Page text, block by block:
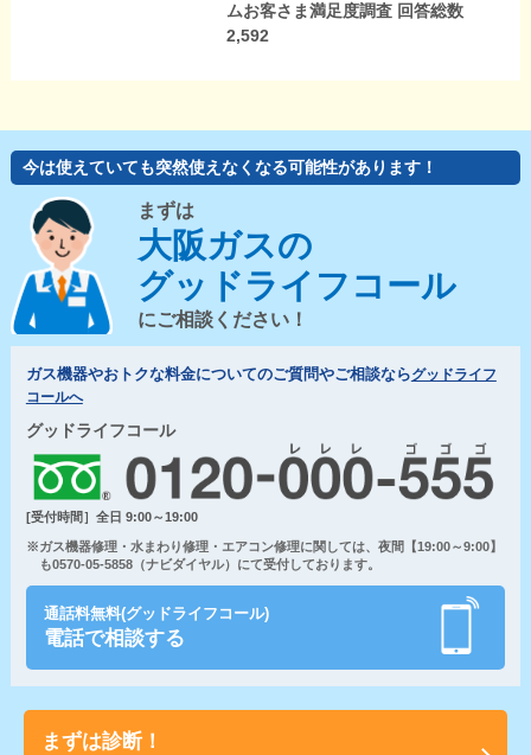
ムお客さま満足度調査 回答総数
2,592
今は使えていても突然使えなくなる可能性があります！
まずは
大阪ガスの
グッドライフコール
にご相談ください！
ガス機器やおトクな料金についてのご質問やご相談ならグッドライフ
コールへ
グッドライフコール
[受付時間］全日 9:00～19:00
※ガス機器修理・水まわり修理・エアコン修理に関しては、夜間【19:00～9:00】
も0570-05-5858（ナビダイヤル）にて受付しております。
通話料無料(グッドライフコール)
電話で相談する
まずは診断！